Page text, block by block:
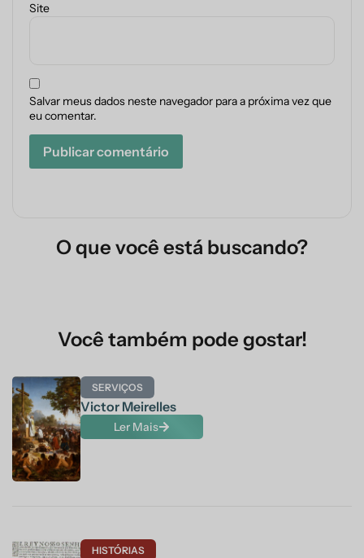
Site
Salvar meus dados neste navegador para a próxima vez que
eu comentar.
O que você está buscando?
Você também pode gostar!
SERVIÇOS
Victor Meirelles
Ler Mais
HISTÓRIAS